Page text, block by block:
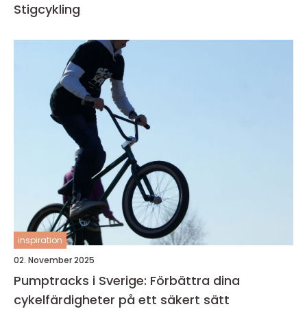
Stigcykling
inspiration
02. November 2025
Pumptracks i Sverige: Förbättra dina
cykelfärdigheter på ett säkert sätt